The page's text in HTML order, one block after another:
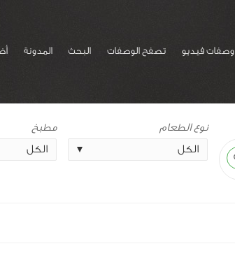
وصفات فيديو تصفح الوصفات البحث المدونة
بحث
مطبخ